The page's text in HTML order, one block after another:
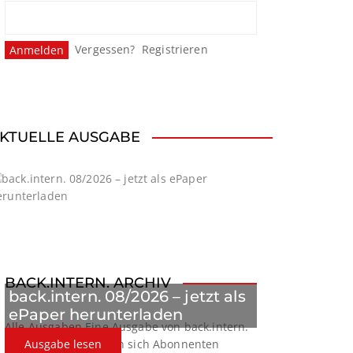
Vergessen? Registrieren
AUSGABE
back.intern. 08/2026 – jetzt als
ePaper herunterladen
Ausgabe lesen
BACK.INTERN. ARCHIV
Alle AusgabenEine Ausgabe von back.intern.
verpasst? Hier können sich Abonnenten